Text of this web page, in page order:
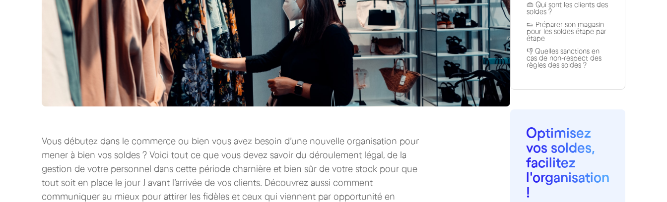
Vous débutez dans le commerce ou bien vous avez besoin d’une nouvelle organisation pour
mener à bien vos soldes ? Voici tout ce que vous devez savoir du déroulement légal, de la
gestion de votre personnel dans cette période charnière et bien sûr de votre stock pour que
tout soit en place le jour J avant l’arrivée de vos clients. Découvrez aussi comment
communiquer au mieux pour attirer les fidèles et ceux qui viennent par opportunité en
👜 Qui sont les clients des
soldes ?
👟 Préparer son magasin
pour les soldes étape par
étape
👎 Quelles sanctions en
cas de non-respect des
règles des soldes ?
Optimisez
vos soldes,
facilitez
l'organisation
!